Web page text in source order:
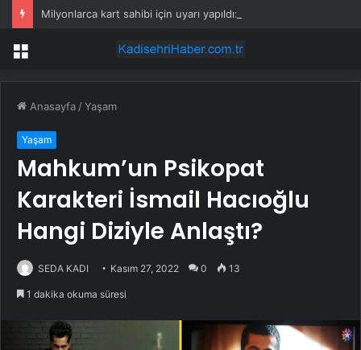
Menü
Anasayfa /Yaşam
Yaşam
Mahkum’un Psikopat
Karakteri İsmail Hacıoğlu
Hangi Diziyle Anlaştı?
SEDA KADI Kasım 27, 2022 0 13
1 dakika okuma süresi